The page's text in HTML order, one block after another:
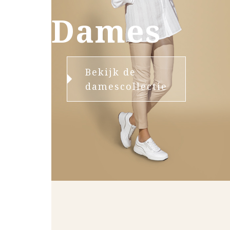
Dames
Bekijk de
damescollectie